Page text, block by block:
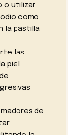
o utilizar
como
la pastilla
las
piel
de